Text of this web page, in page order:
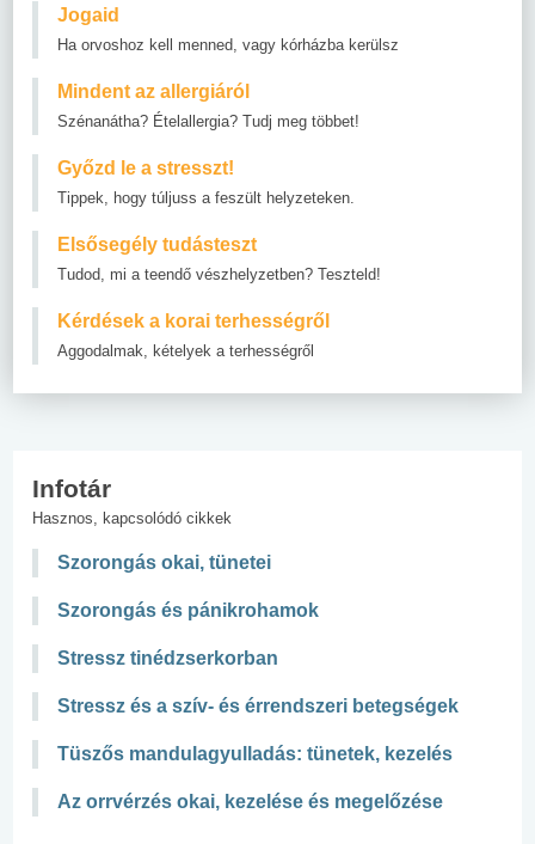
Jogaid
Ha orvoshoz kell menned, vagy kórházba kerülsz
Mindent az allergiáról
Szénanátha? Ételallergia? Tudj meg többet!
Győzd le a stresszt!
Tippek, hogy túljuss a feszült helyzeteken.
Elsősegély tudásteszt
Tudod, mi a teendő vészhelyzetben? Teszteld!
Kérdések a korai terhességről
Aggodalmak, kételyek a terhességről
Infotár
Hasznos, kapcsolódó cikkek
Szorongás okai, tünetei
Szorongás és pánikrohamok
Stressz tinédzserkorban
Stressz és a szív- és érrendszeri betegségek
Tüszős mandulagyulladás: tünetek, kezelés
Az orrvérzés okai, kezelése és megelőzése